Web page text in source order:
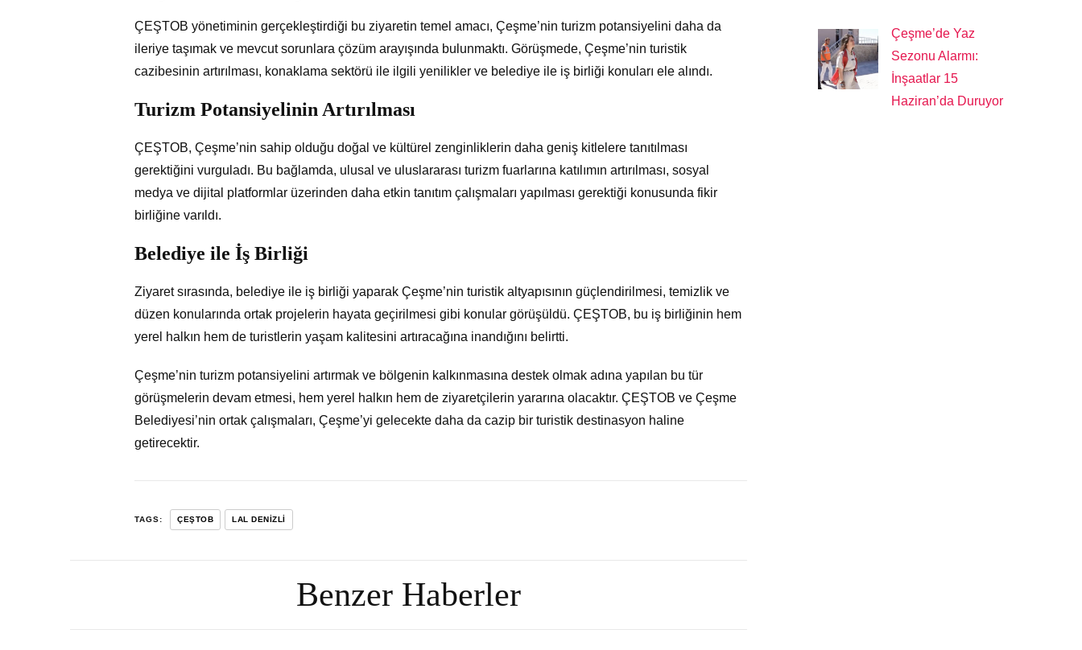
ÇEŞTOB yönetiminin gerçekleştirdiği bu ziyaretin temel amacı, Çeşme’nin turizm potansiyelini daha da
ileriye taşımak ve mevcut sorunlara çözüm arayışında bulunmaktı. Görüşmede, Çeşme’nin turistik
cazibesinin artırılması, konaklama sektörü ile ilgili yenilikler ve belediye ile iş birliği konuları ele alındı.
Turizm Potansiyelinin Artırılması
ÇEŞTOB, Çeşme’nin sahip olduğu doğal ve kültürel zenginliklerin daha geniş kitlelere tanıtılması
gerektiğini vurguladı. Bu bağlamda, ulusal ve uluslararası turizm fuarlarına katılımın artırılması, sosyal
medya ve dijital platformlar üzerinden daha etkin tanıtım çalışmaları yapılması gerektiği konusunda fikir
birliğine varıldı.
Belediye ile İş Birliği
Ziyaret sırasında, belediye ile iş birliği yaparak Çeşme’nin turistik altyapısının güçlendirilmesi, temizlik ve
düzen konularında ortak projelerin hayata geçirilmesi gibi konular görüşüldü. ÇEŞTOB, bu iş birliğinin hem
yerel halkın hem de turistlerin yaşam kalitesini artıracağına inandığını belirtti.
Çeşme’nin turizm potansiyelini artırmak ve bölgenin kalkınmasına destek olmak adına yapılan bu tür
görüşmelerin devam etmesi, hem yerel halkın hem de ziyaretçilerin yararına olacaktır. ÇEŞTOB ve Çeşme
Belediyesi’nin ortak çalışmaları, Çeşme’yi gelecekte daha da cazip bir turistik destinasyon haline
getirecektir.
TAGS: ÇEŞTOB LAL DENIZLI
Benzer Haberler
Çeşme’de Yaz
Sezonu Alarmı:
İnşaatlar 15
Haziran’da Duruyor